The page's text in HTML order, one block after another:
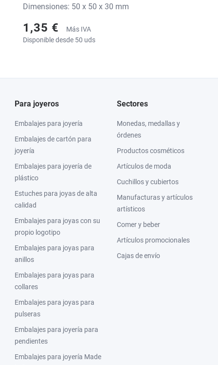
Dimensiones: 50 x 50 x 30 mm
1,35 €
Más IVA
Disponible desde 50 uds
Para joyeros
Embalajes para joyería
Embalajes de cartón para
joyería
Embalajes para joyería de
plástico
Estuches para joyas de alta
calidad
Embalajes para joyas con su
propio logotipo
Embalajes para joyas para
anillos
Embalajes para joyas para
collares
Embalajes para joyas para
pulseras
Embalajes para joyería para
pendientes
Embalajes para joyería Made
Sectores
Monedas, medallas y
órdenes
Productos cosméticos
Artículos de moda
Cuchillos y cubiertos
Manufacturas y artículos
artísticos
Comer y beber
Artículos promocionales
Cajas de envío